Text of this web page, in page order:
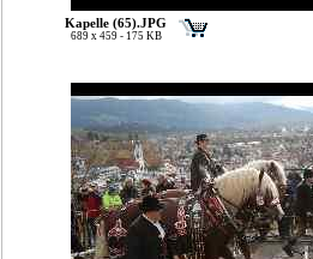
Kapelle (65).JPG
689 x 459 - 175 KB